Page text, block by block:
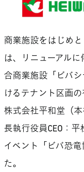
商業施設をはじめ
は、リニューアル
合商業施設「ビバ
けるテナント区画
株式会社平和堂（
長執行役員CEO：
イベント「ビバ恐
た。